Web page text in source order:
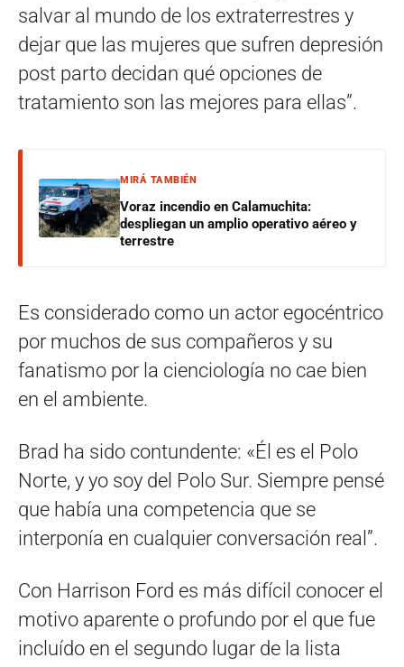
salvar al mundo de los extraterrestres y
dejar que las mujeres que sufren depresión
post parto decidan qué opciones de
tratamiento son las mejores para ellas”.
MIRÁ TAMBIÉN
Voraz incendio en Calamuchita:
despliegan un amplio operativo aéreo y
terrestre
Es considerado como un actor egocéntrico
por muchos de sus compañeros y su
fanatismo por la cienciología no cae bien
en el ambiente.
Brad ha sido contundente: «Él es el Polo
Norte, y yo soy del Polo Sur. Siempre pensé
que había una competencia que se
interponía en cualquier conversación real”.
Con Harrison Ford es más difícil conocer el
motivo aparente o profundo por el que fue
incluído en el segundo lugar de la lista